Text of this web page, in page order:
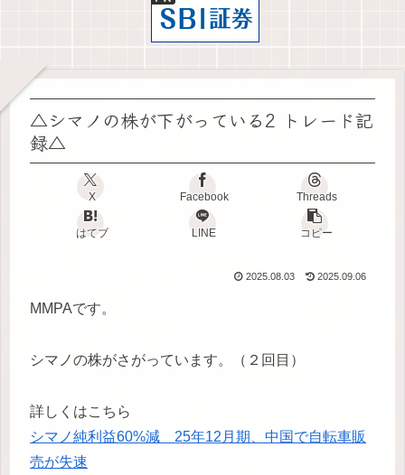
△シマノの株が下がっている2 トレード記
録△
X Facebook Threads
はてブ LINE コピー
2025.08.03 2025.09.06
MMPAです。
シマノの株がさがっています。（２回目）
詳しくはこちら
シマノ純利益60%減 25年12月期、中国で自転車販
売が失速